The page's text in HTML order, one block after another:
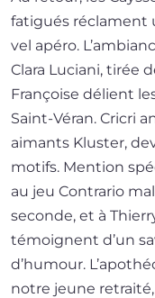
fati­gués réclament
vel apé­ro.
Clara Luciani, tirée
Françoise délient
Saint-Véran. Cricri
aimants Kluster,
motifs. Mention
au jeu Contrario
seconde, et à
témoignent d’un
d’humour.
notre jeune